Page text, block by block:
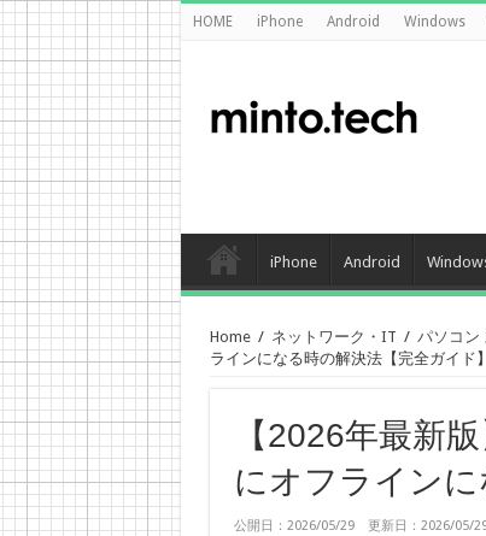
HOME iPhone Android Windows
iPhone Android
Home / ネットワーク・IT / パソコン
ラインになる時の解決法【完全ガイド】
【2026年最新
にオフラインに
公開日：2026/05/29 更新日：2026/05/